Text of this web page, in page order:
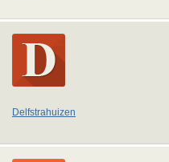
Delfstrahuizen